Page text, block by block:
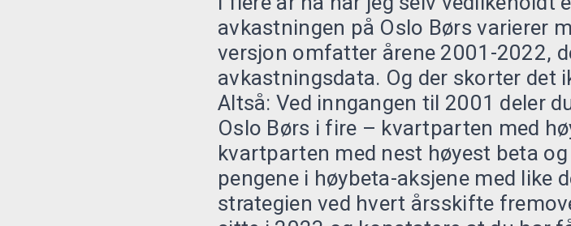
avkastningen på Oslo Børs varierer
versjon omfatter årene 2001-2022,
avkastningsdata. Og der skorter det
Altså: Ved inngangen til 2001 deler
Oslo Børs i fire – kvartparten med
kvartparten med nest høyest beta
pengene i høybeta-aksjene med like
strategien ved hvert årsskifte